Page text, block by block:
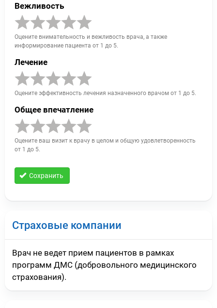
Вежливость
Оцените внимательность и вежливость врача, а также
информирование пациента от 1 до 5.
Лечение
Оцените эффективность лечения назначенного врачом от 1 до 5.
Общее впечатление
Оцените ваш визит к врачу в целом и общую удовлетворенность
от 1 до 5.
Сохранить
Страховые компании
Врач не ведет прием пациентов в рамках
программ ДМС (добровольного медицинского
страхования).